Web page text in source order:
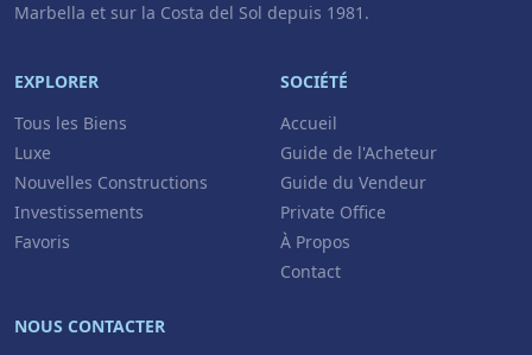
Marbella et sur la Costa del Sol depuis 1981.
EXPLORER
Tous les Biens
Luxe
Nouvelles Constructions
Investissements
Favoris
SOCIÉTÉ
Accueil
Guide de l'Acheteur
Guide du Vendeur
Private Office
À Propos
Contact
NOUS CONTACTER